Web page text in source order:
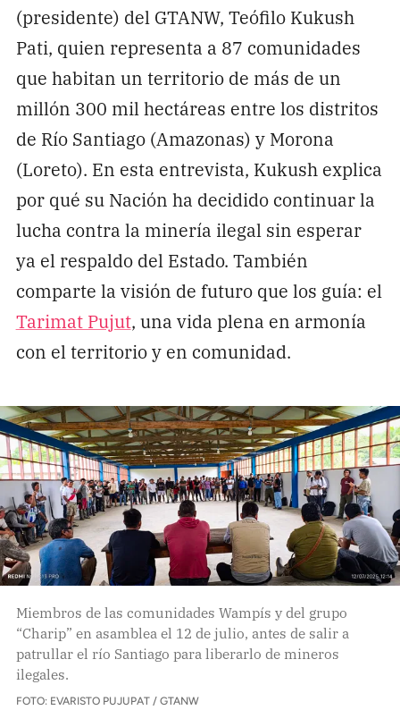
(presidente) del GTANW, Teófilo Kukush
Pati, quien representa a 87 comunidades
que habitan un territorio de más de un
millón 300 mil hectáreas entre los distritos
de Río Santiago (Amazonas) y Morona
(Loreto). En esta entrevista, Kukush explica
por qué su Nación ha decidido continuar la
lucha contra la minería ilegal sin esperar
ya el respaldo del Estado. También
comparte la visión de futuro que los guía: el
Tarimat Pujut, una vida plena en armonía
con el territorio y en comunidad.
Miembros de las comunidades Wampís y del grupo
“Charip” en asamblea el 12 de julio, antes de salir a
patrullar el río Santiago para liberarlo de mineros
ilegales.
FOTO: EVARISTO PUJUPAT / GTANW